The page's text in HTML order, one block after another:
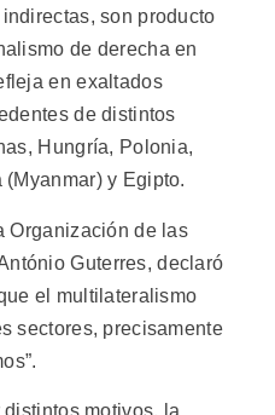
son producto
de derecha en
en exaltados
de distintos
Hungría, Polonia,
y Egipto.
Organización de las
Guterres, declaró
el multilateralismo
sectores, precisamente